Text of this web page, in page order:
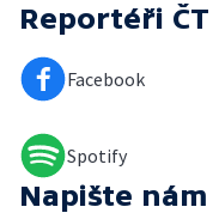
Reportéři ČT
Facebook
Spotify
Napište nám